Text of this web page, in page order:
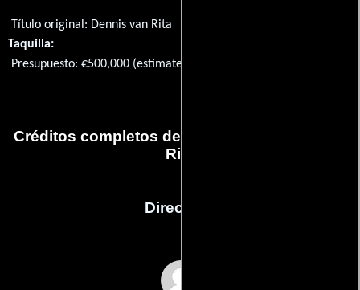
Título original: Dennis van Rita
Taquilla:
Presupuesto: €500,000 (estimated)
Créditos completos de la película Dennis van
Rita
Dirección